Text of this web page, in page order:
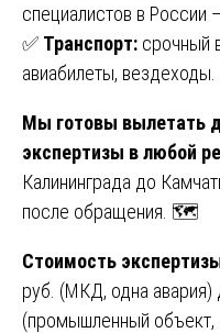
специалистов в
✅ Транспорт: срочный
авиабилеты,
Мы готовы вылетать
экспертизы в любой
Калининграда до
после обращения. 🗺️
Стоимость
руб. (МКД, одна авария)
(промышленный объект,